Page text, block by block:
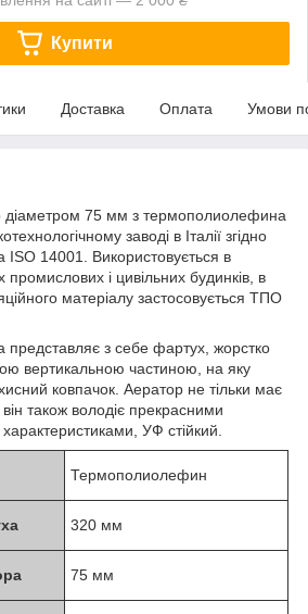
Купити
Доставка Оплата Умови
діаметром 75 мм з термополиолефина
заводі в Італії згідно
ISO 14001. Використовується в
промислових і цивільних будинків, в
матеріалу застосовується ТПО
представляє з себе фартух, жорстко
вертикальною частиною, на яку
ковпачок. Аератор не тільки має
він також володіє прекрасними
УФ стійкий.
Термополиолефин
320 мм
75 мм